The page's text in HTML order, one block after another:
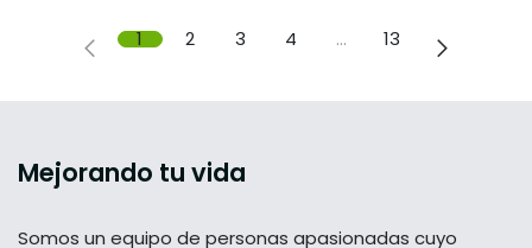
1 2 3 4 … 13
Mejorando tu vida
Somos un equipo de personas apasionadas cuyo